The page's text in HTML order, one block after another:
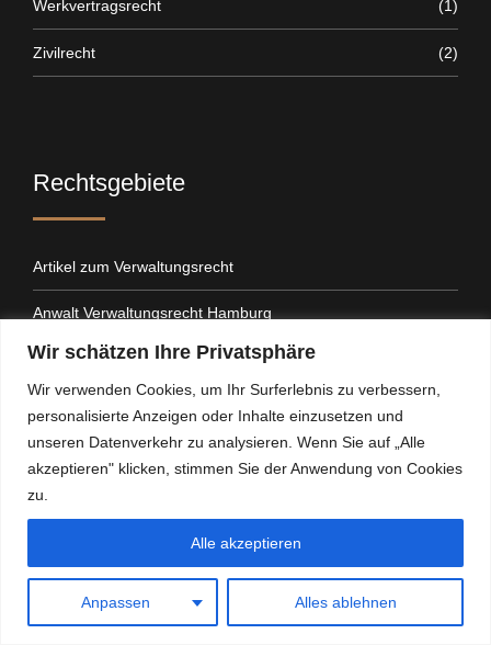
Wir schätzen Ihre Privatsphäre
Wir verwenden Cookies, um Ihr Surferlebnis zu verbessern,
personalisierte Anzeigen oder Inhalte einzusetzen und
unseren Datenverkehr zu analysieren. Wenn Sie auf „Alle
akzeptieren" klicken, stimmen Sie der Anwendung von Cookies
zu.
Anpassen Alles ablehnen
Alle akzeptieren
Werkvertragsrecht (1)
Zivilrecht (2)
Rechtsgebiete
Artikel zum Verwaltungsrecht
Anwalt Verwaltungsrecht Hamburg
Anwalt für Denkmalschutz
Anwalt Schulrecht Hamburg
Rechtsanwalt Gaststättenrecht
Anwalt für Zulassung der Berufung